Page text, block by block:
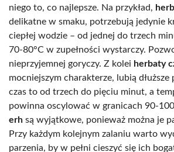
niego to, co najlepsze. Na przykład,
delikatne w smaku, potrzebują jedynie
ciepłej wodzie – od jednej do trzech
70-80°C w zupełności wystarczy.
nieprzyjemnej goryczy. Z kolei herbaty
mocniejszym charakterze, lubią dłuższe
czas to od trzech do pięciu minut, a
powinna oscylować w granicach 90-
erh są wyjątkowe, ponieważ można je
Przy każdym kolejnym zalaniu warto
parzenia, by w pełni cieszyć się ich